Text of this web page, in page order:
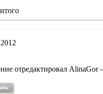
отредактировал AlinaGor-